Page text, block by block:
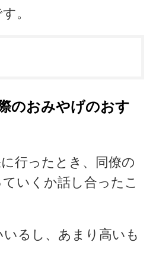
。
のおみやげのおす
行ったとき、同僚の
いくか話し合ったこ
るし、あまり高いも